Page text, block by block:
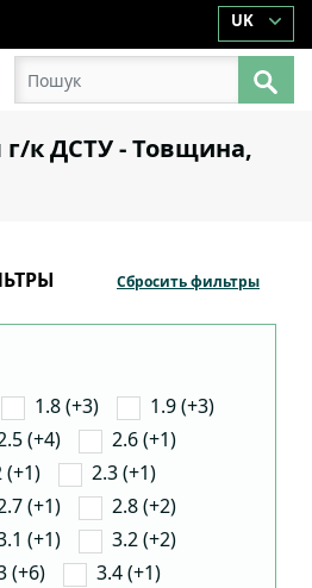
UK
к ДСТУ - Товщина,
Сбросить фильтры
1.8 (+3)
1.9 (+3)
(+4)
2.6 (+1)
(+1)
2.3 (+1)
(+1)
2.8 (+2)
(+1)
3.2 (+2)
(+6)
3.4 (+1)